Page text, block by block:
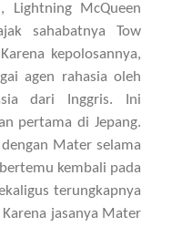
Lightning McQueen
sahabatnya Tow
kepolosannya,
agen rahasia oleh
dari Inggris. Ini
pertama di Jepang.
Mater selama
kembali pada
terungkapnya
Karena jasanya Mater